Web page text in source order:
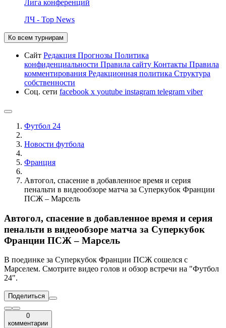
Лига конференций
ЛЧ - Top News
Ко всем турнирам
Сайт Редакция Прогнозы Политика
конфиденциальности Правила сайту Контакты Правила
комментирования Редакционная политика Структура
собственности
Соц. сети facebook x youtube instagram telegram viber
Футбол 24
Новости футбола
Франция
Автогол, спасение в добавленное время и серия
пенальти в видеообзоре матча за Суперкубок Франции
ПСЖ – Марсель
Автогол, спасение в добавленное время и серия
пенальти в видеообзоре матча за Суперкубок
Франции ПСЖ – Марсель
В поединке за Суперкубок Франции ПСЖ сошелся с
Марселем. Смотрите видео голов и обзор встречи на "Футбол
24".
Поделиться
0
комментарии